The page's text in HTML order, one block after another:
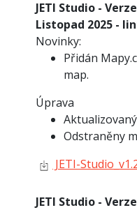
JETI Studio -
Listopad 2025 -
Novinky:
Přidán
map.
Úprava
Odstraněny
JETI-
JETI Studio -